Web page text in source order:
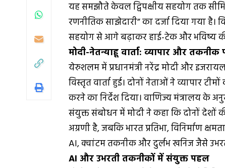
यह समझौते केवल द्विपक्षीय सहयोग तक
रणनीतिक साझेदारी” का दर्जा दिया गया
सहयोग से आगे बढ़ाकर हाई-टेक और भविष्य
मोदी-नेतन्याहू वार्ता: व्यापार और
येरुशलम में प्रधानमंत्री नरेंद्र मोदी और
विस्तृत वार्ता हुई। दोनों नेताओं ने व्यापार
करने का निर्देश दिया। वाणिज्य मंत्रालय के
संयुक्त संबोधन में मोदी ने कहा कि दोनों
अग्रणी है, जबकि भारत प्रतिभा, विनिर्माण
AI, क्वांटम तकनीक और दुर्लभ खनिज जैसे उभरते
AI और उभरती तकनीकों में संयुक्त पहल